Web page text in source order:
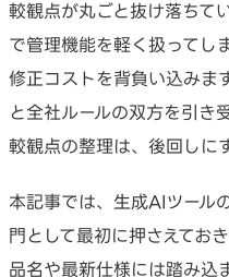
較観点が丸ごと抜け落ちて
で管理機能を軽く扱ってし
修正コストを背負い込みま
と全社ルールの双方を引き
較観点の整理は、後回しに
本記事では、生成AIツール
門として最初に押さえてお
品名や最新仕様には踏み込